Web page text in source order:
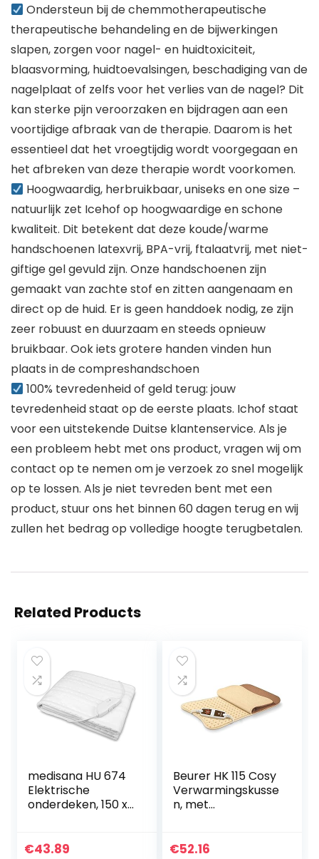
Ondersteun bij de chemmotherapeutische
therapeutische behandeling en de bijwerkingen
slapen, zorgen voor nagel- en huidtoxiciteit,
blaasvorming, huidtoevalsingen, beschadiging van de
nagelplaat of zelfs voor het verlies van de nagel? Dit
kan sterke pijn veroorzaken en bijdragen aan een
voortijdige afbraak van de therapie. Daarom is het
essentieel dat het vroegtijdig wordt voorgegaan en
het afbreken van deze therapie wordt voorkomen.
Hoogwaardig, herbruikbaar, uniseks en one size –
natuurlijk zet Icehof op hoogwaardige en schone
kwaliteit. Dit betekent dat deze koude/warme
handschoenen latexvrij, BPA-vrij, ftalaatvrij, met niet-
giftige gel gevuld zijn. Onze handschoenen zijn
gemaakt van zachte stof en zitten aangenaam en
direct op de huid. Er is geen handdoek nodig, ze zijn
zeer robuust en duurzaam en steeds opnieuw
bruikbaar. Ook iets grotere handen vinden hun
plaats in de compreshandschoen
100% tevredenheid of geld terug: jouw
tevredenheid staat op de eerste plaats. Ichof staat
voor een uitstekende Duitse klantenservice. Als je
een probleem hebt met ons product, vragen wij om
contact op te nemen om je verzoek zo snel mogelijk
op te lossen. Als je niet tevreden bent met een
product, stuur ons het binnen 60 dagen terug en wij
zullen het bedrag op volledige hoogte terugbetalen.
Related Products
medisana HU 674
Elektrische
onderdeken, 150 x
uitschakeling,
€43.89
Beurer HK 115 Cosy
Verwarmingskusse
n, met
us
€52.16